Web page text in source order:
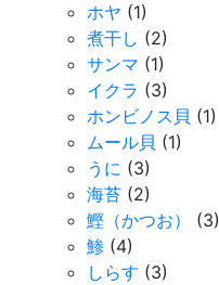
ホヤ (1)
煮干し (2)
サンマ (1)
イクラ (3)
ホンビノス貝 (1)
ムール貝 (1)
うに (3)
海苔 (2)
鰹（かつお）
(3)
鯵 (4)
しらす (3)